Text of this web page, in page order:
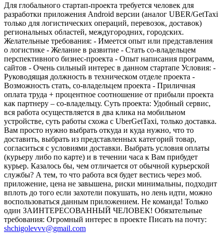
Для глобального стартап-проекта требуется человек для
разработки приложения Android версии (аналог UBER/GetTaxi
только для логистических операций, перевозок, доставок)
региональных областей, междугородних, городских.
Желательные требования: - Имеется опыт или представления
о логистике - Желание в развитие - Стать со-владельцем
перспективного бизнес-проекта - Опыт написания программ,
сайтов - Очень сильный интерес в данном стартапе Условия: -
Руководящая должность в техническом отделе проекта -
Возможность стать, со-владельцем проекта - Приличная
оплата труда + процентное соотношение от прибыли проекта
как партнеру – со-владельцу. Суть проекта: Удобный сервис,
вся работа осуществляется в два клика на мобильном
устройстве, суть работы схожа с UberGetTaxi, только доставка.
Вам просто нужно выбрать откуда и куда нужно, что то
доставить, выбрать из представленных категорий товар,
согласиться с условиями доставки. Выбрать условия оплаты
(курьеру либо по карте) и в течении часа к Вам прибудет
курьер. Казалось бы, чем отличается от обычной курьерской
службы? А тем, то что работа вся будет вестись через моб.
приложение, цена не завышена, риски минимальны, подходит
вплоть до того если захотели покушать, но лень идти, можно
воспользоваться данным приложением. Не команда! Только
один ЗАИНТЕРЕСОВАННЫЙ ЧЕЛОВЕК! Обязательные
требования: Огромный интерес в проекте Писать на почту:
shchigolevvv@gmail.com